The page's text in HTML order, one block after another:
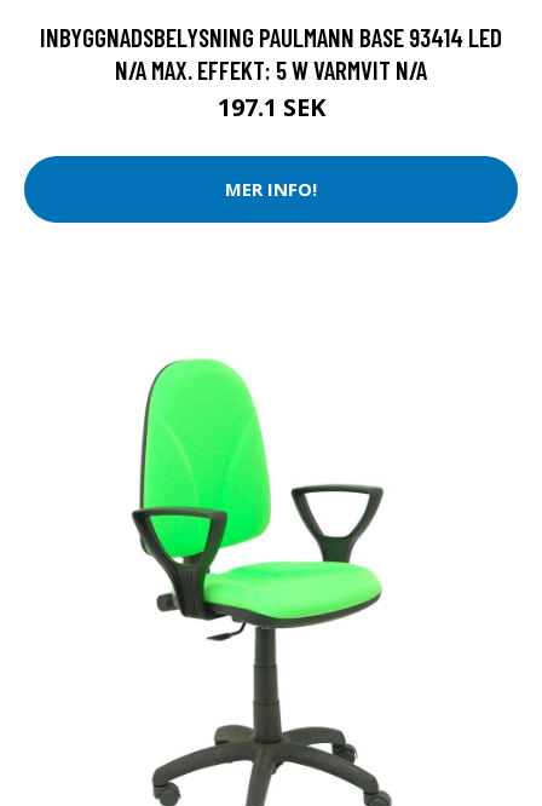
INBYGGNADSBELYSNING PAULMANN BASE 93414 LED
N/A MAX. EFFEKT: 5 W VARMVIT N/A
197.1 SEK
MER INFO!